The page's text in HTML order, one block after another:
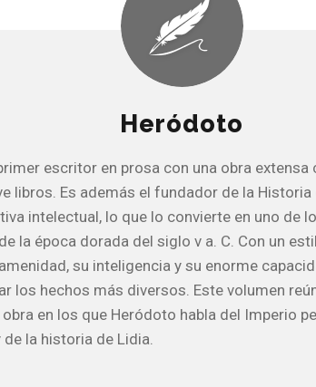
Heródoto
escritor en prosa con una obra extensa
libros. Es además el fundador de la
intelectual, lo que lo convierte en uno de
la época dorada del siglo v a. C. Con un
su inteligencia y su enorme
los hechos más diversos. Este volumen
en los que Heródoto habla del Imperio
de la historia de Lidia.